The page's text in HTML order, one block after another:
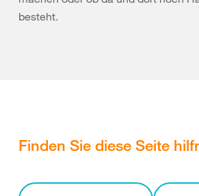
besteht.
Finden Sie diese Seite